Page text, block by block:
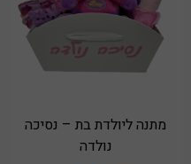
מתנה ליולדת בת – נסיכה
נולדה